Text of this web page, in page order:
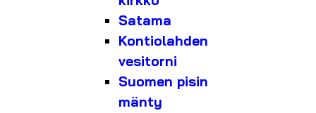
Satama
Kontiolahden
vesitorni
Suomen pisin
mänty